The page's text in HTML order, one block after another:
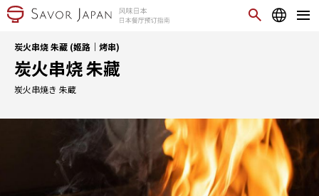
炭火串烧 朱藏 (姬路｜烤串)
炭火串烧 朱藏
炭火串焼き 朱蔵